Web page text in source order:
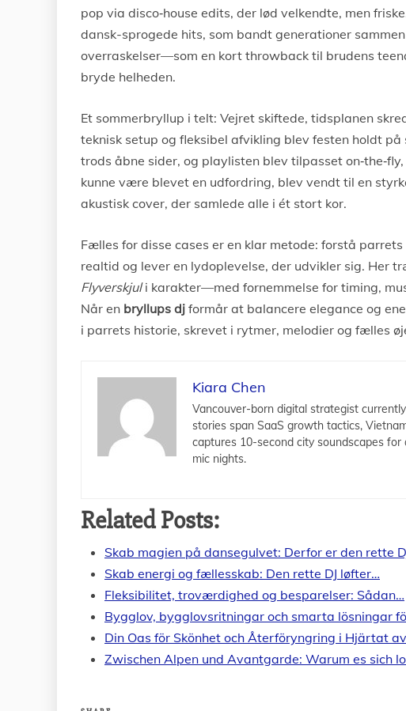
pop via disco‑house edits, der lød velkendte, men
dansk-sprogede hits, som bandt generationer
overraskelser—som en kort throwback til brudens
bryde helheden.
Et sommerbryllup i telt: Vejret skiftede, tidsplanen
teknisk setup og fleksibel afvikling blev festen holdt
trods åbne sider, og playlisten blev tilpasset
kunne være blevet en udfordring, blev vendt til en
akustisk cover, der samlede alle i ét stort kor.
Fælles for disse cases er en klar metode: forstå
realtid og lever en lydoplevelse, der udvikler sig. Her
Flyverskjuli karakter—med fornemmelse for timing,
Når en bryllups dj formår at balancere elegance og
i parrets historie, skrevet i rytmer, melodier og fælles
Kiara Chen
Vancouver-born digital strategist
stories span SaaS growth tactics,
captures 10-second city soundscapes
mic nights.
Related Posts:
Skab magien på dansegulvet: Derfor er den rette
Skab energi og fællesskab: Den rette DJ løfter…
Fleksibilitet, troværdighed og besparelser: Sådan…
Bygglov, bygglovsritningar och smarta lösningar
Din Oas för Skönhet och Återföryngring i Hjärtat
Zwischen Alpen und Avantgarde: Warum es sich